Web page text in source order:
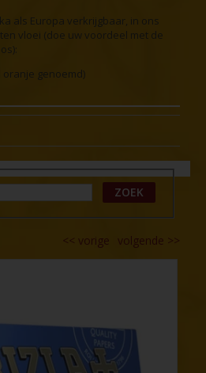
als Europa verkrijgbaar, in ons
vloei (doe uw voordeel met de
oranje genoemd)
ZOEK
volgende >>
<< vorige